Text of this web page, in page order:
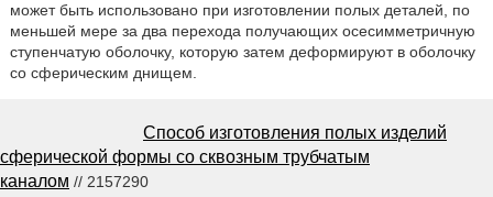
может быть использовано при изготовлении полых деталей, по
меньшей мере за два перехода получающих осесимметричную
ступенчатую оболочку, которую затем деформируют в оболочку
со сферическим днищем.
Способ изготовления полых изделий
сферической формы со сквозным трубчатым
каналом // 2157290